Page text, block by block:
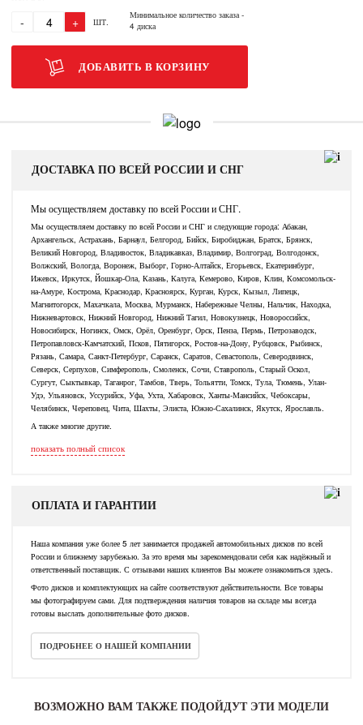
- + ШТ.
Минимальное количество заказа-
4 диска
ДОБАВИТЬ В КОРЗИНУ
ДОСТАВКА ПО ВСЕЙ РОССИИ И СНГ
Мы осуществляем доставку по всей России и СНГ.
Мы осуществляем доставку по всей России и СНГ и следующие города: Абакан,
Архангельск, Астрахань, Барнаул, Белгород, Бийск, Биробиджан, Братск, Брянск,
Великий Новгород, Владивосток, Владикавказ, Владимир, Волгоград, Волгодонск,
Волжский, Вологда, Воронеж, Выборг, Горно-Алтайск, Егорьевск, Екатеринбург,
Ижевск, Иркутск, Йошкар-Ола, Казань, Калуга, Кемерово, Киров, Клин, Комсомольск-
на-Амуре, Кострома, Краснодар, Красноярск, Курган, Курск, Кызыл, Липецк,
Магнитогорск, Махачкала, Москва, Мурманск, Набережные Челны, Нальчик, Находка,
Нижневартовск, Нижний Новгород, Нижний Тагил, Новокузнецк, Новороссийск,
Новосибирск, Ногинск, Омск, Орёл, Оренбург, Орск, Пенза, Пермь, Петрозаводск,
Петропавловск-Камчатский, Псков, Пятигорск, Ростов-на-Дону, Рубцовск, Рыбинск,
Рязань, Самара, Санкт-Петербург, Саранск, Саратов, Севастополь, Северодвинск,
Северск, Серпухов, Симферополь, Смоленск, Сочи, Ставрополь, Старый Оскол,
Сургут, Сыктывкар, Таганрог, Тамбов, Тверь, Тольятти, Томск, Тула, Тюмень, Улан-
Удэ, Ульяновск, Уссурийск, Уфа, Ухта, Хабаровск, Ханты-Мансийск, Чебоксары,
Челябинск, Череповец, Чита, Шахты, Элиста, Южно-Сахалинск, Якутск, Ярославль.
А также многие другие.
показать полный список
ОПЛАТА И ГАРАНТИИ
Наша компания уже более 5 лет занимается продажей автомобильных дисков по всей
России и ближнему зарубежью. За это время мы зарекомендовали себя как надёжный и
ответственный поставщик. С отзывами наших клиентов Вы можете ознакомиться здесь.
Фото дисков и комплектующих на сайте соответствуют действительности. Все товары
мы фотографируем сами. Для подтверждения наличия товаров на складе мы всегда
готовы выслать дополнительные фото дисков.
ПОДРОБНЕЕ О НАШЕЙ КОМПАНИИ
ВОЗМОЖНО ВАМ ТАКЖЕ ПОДОЙДУТ ЭТИ МОДЕЛИ